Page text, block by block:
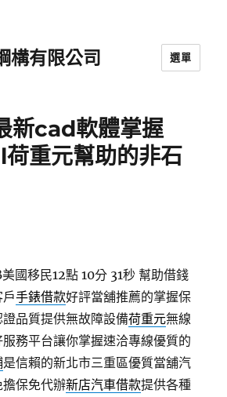
構有限公司 選單
新cad軟體掌握
重元幫助的非石
國移民12點 10分 31秒 幫助借錢
戶手錶借款好評當舖推薦的掌握保
品質提供無故障設備荷重元無線
務平台讓你掌握速洽專線優質的
是信賴的新北市三重區優質當舖汽
保免代辦新店汽車借款提供各種